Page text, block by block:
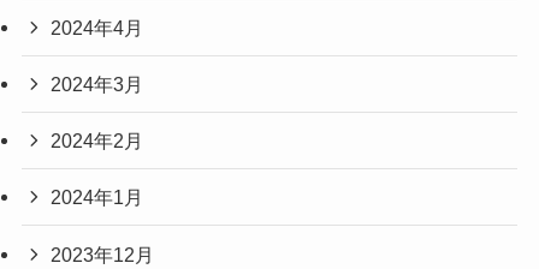
2024年4月
2024年3月
2024年2月
2024年1月
2023年12月